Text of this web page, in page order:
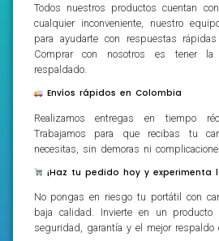
Todos nuestros productos cuentan
cualquier inconveniente, nuestro
para ayudarte con respuestas
Comprar con nosotros es tener
respaldado.
Envíos rápidos en Colombia
Realizamos entregas en tiempo
Trabajamos para que recibas tu
necesitas, sin demoras ni
¡Haz tu pedido hoy y experimenta
No pongas en riesgo tu portátil con
baja calidad. Invierte en un producto
seguridad, garantía y el mejor respaldo